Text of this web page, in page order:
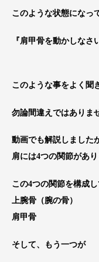
このような状態になっ
『肩甲骨を動かしなさ
このような事をよく聞
勿論間違えではありま
動画でも解説しました
肩には4つの関節があり
この4つの関節を構成
上腕骨（腕の骨）
肩甲骨
そして、もう一つが